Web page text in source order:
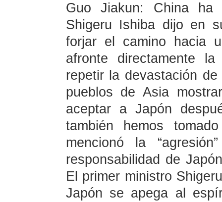
Guo Jiakun: China ha
Shigeru Ishiba dijo en
forjar el camino hacia
afronte directamente
repetir la devastación de
pueblos de Asia
aceptar a Japón
también hemos
mencionó la
responsabilidad de
El primer ministro
Japón se apega al